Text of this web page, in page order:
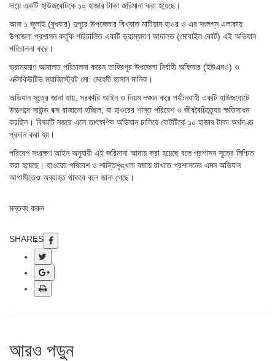
দায়ে একটি হাউজবোটকে ১০ হাজার টাকা জরিমানা করা হয়েছে।
​আজ ১ জুলাই (বুধবার) দুপুরে উপজেলার বিখ্যাত মাটিয়ান হাওর ও এর সংলগ্ন এলাকায়
উপজেলা প্রশাসন কর্তৃক পরিচালিত একটি ভ্রাম্যমাণ আদালত (মোবাইল কোর্ট) এই অভিযান
পরিচালনা করে।
​ভ্রাম্যমাণ আদালত পরিচালনা করেন তাহিরপুর উপজেলা নির্বাহী অফিসার (ইউএনও) ও
এক্সিকিউটিভ ম্যাজিস্ট্রেট মো: মেহেদী হাসান মানিক।
​অভিযান সূত্রে জানা যায়, সরকারি আইন ও নিয়ম লঙ্ঘন করে পর্যটনবাহী একটি হাউজবোটে
উচ্চশব্দে সাউন্ড বক্স বাজানো হচ্ছিল, যা হাওরের শান্ত পরিবেশ ও জীববৈচিত্র্যের ক্ষতিসাধন
করছিল। বিষয়টি নজরে এলে তাৎক্ষণিক অভিযান চালিয়ে বোটটিকে ১০ হাজার টাকা অর্থদণ্ড
প্রদান করা হয়।
​পরিবেশ সংরক্ষণ আইন অনুযায়ী এই জরিমানা আদায় করা হয়েছে বলে প্রশাসন সূত্রে নিশ্চিত
করা হয়েছে। হাওরের পরিবেশ ও শান্তিশৃঙ্খলা বজায় রাখতে প্রশাসনের এমন অভিযান
আগামীতেও অব্যাহত থাকবে বলে জানা গেছে।
মন্তব্য করুন
SHARES
আরও পড়ুন